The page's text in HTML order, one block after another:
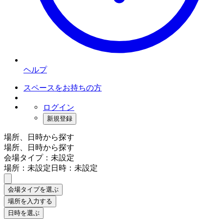
ヘルプ
スペースをお持ちの方
ログイン
新規登録
場所、日時から探す
場所、日時から探す
会場タイプ：未設定
場所：未設定日時：未設定
会場タイプを選ぶ
場所を入力する
日時を選ぶ